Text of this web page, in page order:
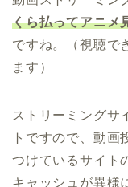
くら払ってアニメ
ですね。（視聴で
ます）
ストリーミングサ
トですので、動画
つけているサイト
キャッシュが異様